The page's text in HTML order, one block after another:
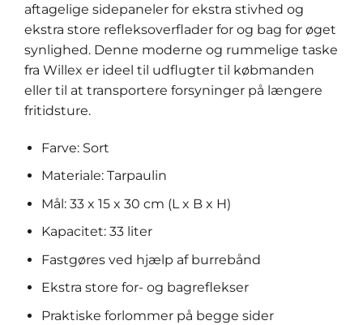
aftagelige sidepaneler for ekstra stivhed og
ekstra store refleksoverflader for og bag for øget
synlighed. Denne moderne og rummelige taske
fra Willex er ideel til udflugter til købmanden
eller til at transportere forsyninger på længere
fritidsture.
Farve: Sort
Materiale: Tarpaulin
Mål: 33 x 15 x 30 cm (L x B x H)
Kapacitet: 33 liter
Fastgøres ved hjælp af burrebånd
Ekstra store for- og bagreflekser
Praktiske forlommer på begge sider